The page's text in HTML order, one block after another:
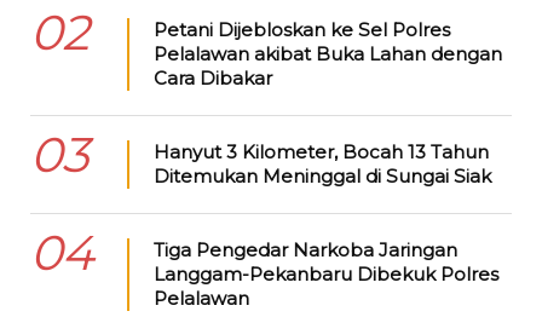
02
Petani Dijebloskan ke Sel Polres
Pelalawan akibat Buka Lahan dengan
Cara Dibakar
03
Hanyut 3 Kilometer, Bocah 13 Tahun
Ditemukan Meninggal di Sungai Siak
04
Tiga Pengedar Narkoba Jaringan
Langgam-Pekanbaru Dibekuk Polres
Pelalawan